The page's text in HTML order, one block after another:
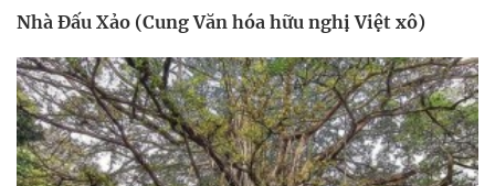
Nhà Đấu Xảo (Cung Văn hóa hữu nghị Việt xô)